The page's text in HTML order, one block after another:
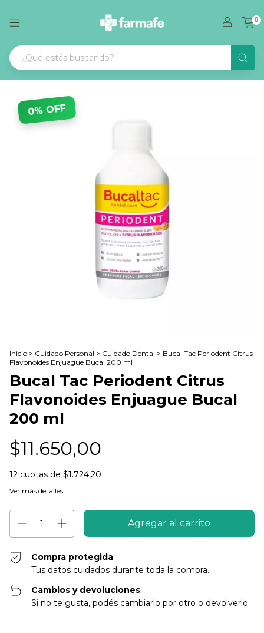
0
0% OFF
Inicio > Cuidado Personal > Cuidado Dental > Bucal Tac Periodent Citrus
Flavonoides Enjuague Bucal 200 ml
Bucal Tac Periodent Citrus
Flavonoides Enjuague Bucal
200 ml
$11.650,00
12 cuotas de $1.724,20
Ver más detalles
Compra protegida
Tus datos cuidados durante toda la compra.
Cambios y devoluciones
Si no te gusta, podés cambiarlo por otro o devolverlo.